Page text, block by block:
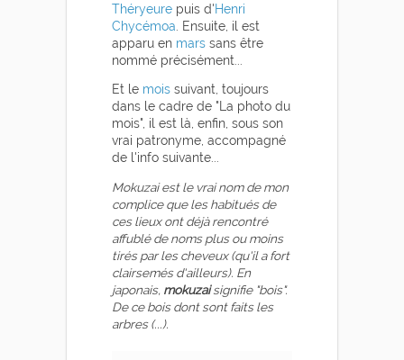
Théryeure puis d'Henri
Chycémoa . Ensuite, il est
apparu en mars sans être
nommé précisément...
Et le mois suivant, toujours
dans le cadre de "La photo du
mois", il est là, enfin, sous son
vrai patronyme, accompagné
de l'info suivante...
Mokuzai est le vrai nom de mon
complice que les habitués de
ces lieux ont déjà rencontré
affublé de noms plus ou moins
tirés par les cheveux (qu'il a fort
clairsemés d'ailleurs). En
japonais, mokuzaisignifie "bois".
De ce bois dont sont faits les
arbres (...).